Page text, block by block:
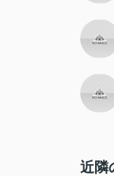
近隣